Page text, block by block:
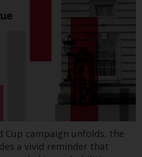
Wertentwicklung. Der
und die
Erträge können
als auch steigen.
in die von
Unternehmen
Produkte und
sind erhebliche
positiv oder negativ
von auf
Cup campaign unfolds, the
a vivid reminder that